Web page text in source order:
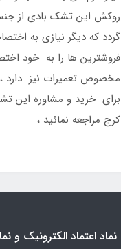
فروشترین ها را به خود
مخصوص تعمیرات نیز دارد
کرج مراجعه نمائید ،
نماد اعتماد الکترونیک و